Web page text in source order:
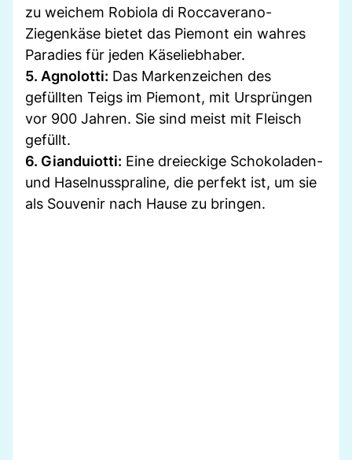
zu weichem Robiola di Roccaverano-
Ziegenkäse bietet das Piemont ein wahres
Paradies für jeden Käseliebhaber.
5. Agnolotti: Das Markenzeichen des
gefüllten Teigs im Piemont, mit Ursprüngen
vor 900 Jahren. Sie sind meist mit Fleisch
gefüllt.
6. Gianduiotti: Eine dreieckige Schokoladen-
und Haselnusspraline, die perfekt ist, um sie
als Souvenir nach Hause zu bringen.